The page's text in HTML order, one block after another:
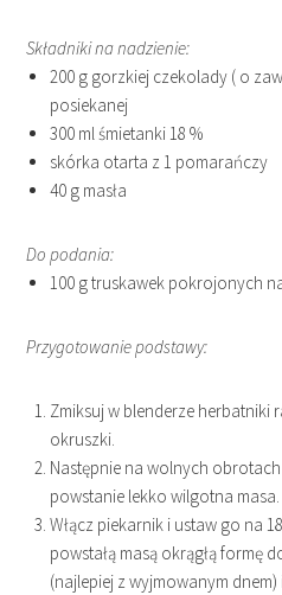
Składniki na nadzienie:
200 g gorzkiej czekolady ( o
posiekanej
300 ml śmietanki 18 %
skórka otarta z 1 pomarańczy
40 g masła
Do podania:
100 g truskawek pokrojonych
Przygotowanie podstawy:
Zmiksuj w blenderze herbatniki
okruszki.
Następnie na wolnych
powstanie lekko wilgotna masa.
Włącz piekarnik i ustaw go na
powstałą masą okrągłą formę
(najlepiej z wyjmowanym